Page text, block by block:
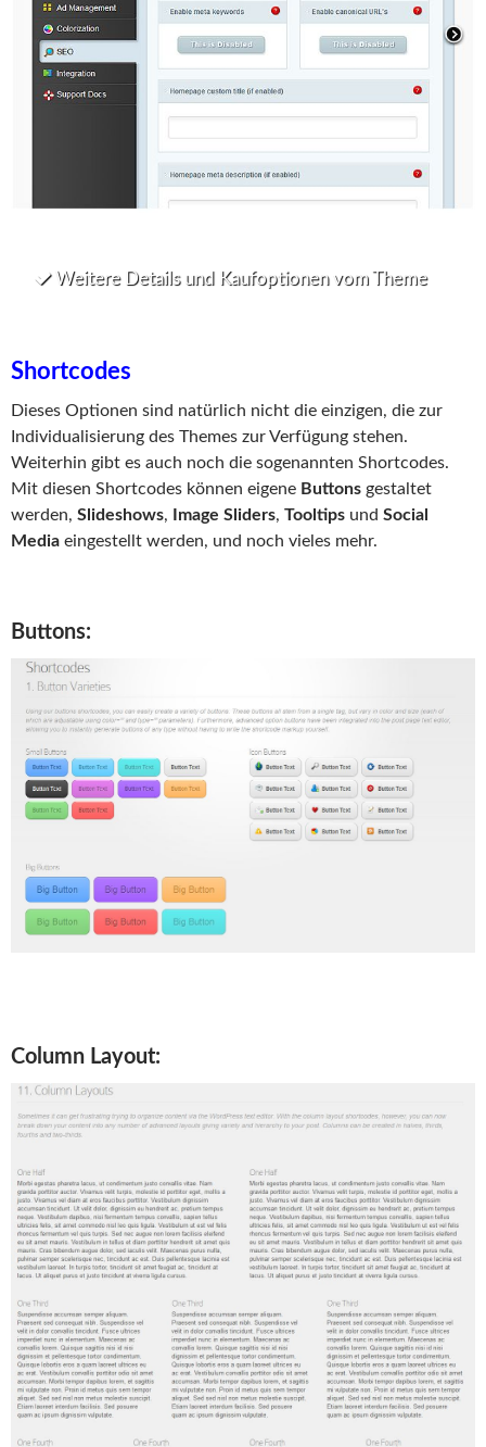
Weitere Details und Kaufoptionen vom Theme
Shortcodes
Dieses Optionen sind natürlich nicht die einzigen, die zur
Individualisierung des Themes zur Verfügung stehen.
Weiterhin gibt es auch noch die sogenannten Shortcodes.
Mit diesen Shortcodes können eigene Buttons gestaltet
werden, Slideshows, Image Sliders, Tooltips und Social
Media eingestellt werden, und noch vieles mehr.
Buttons:
Column Layout: